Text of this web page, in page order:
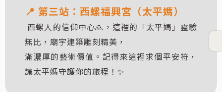
📍 第三站：西螺福興宮（太平媽）
西螺人的信仰中心🙏，這裡的「太平媽」靈驗
無比，廟宇建築雕刻精美，
滿濃厚的藝術價值。記得來這裡求個平安符，
讓太平媽守護你的旅程！✨